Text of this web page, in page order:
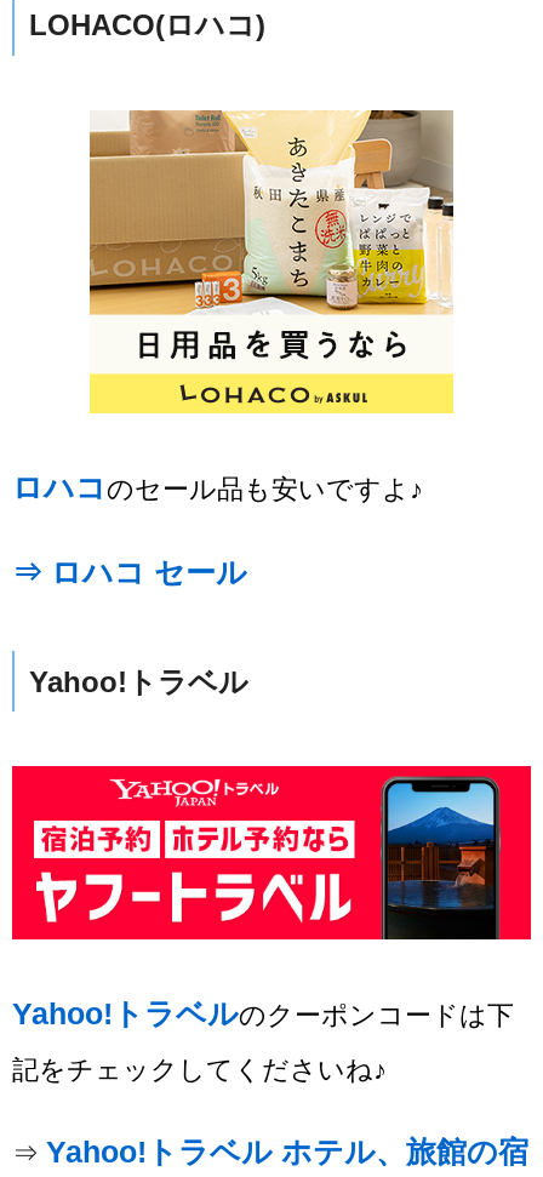
LOHACO(ロハコ)
ロハコのセール品も安いですよ♪
⇒ ロハコ セール
Yahoo!トラベル
Yahoo!トラベルのクーポンコードは下
記をチェックしてくださいね♪
⇒ Yahoo!トラベル ホテル、旅館の宿